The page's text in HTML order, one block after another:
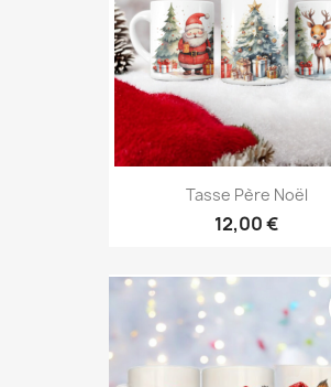
Tasse Père Noël
12,00 €